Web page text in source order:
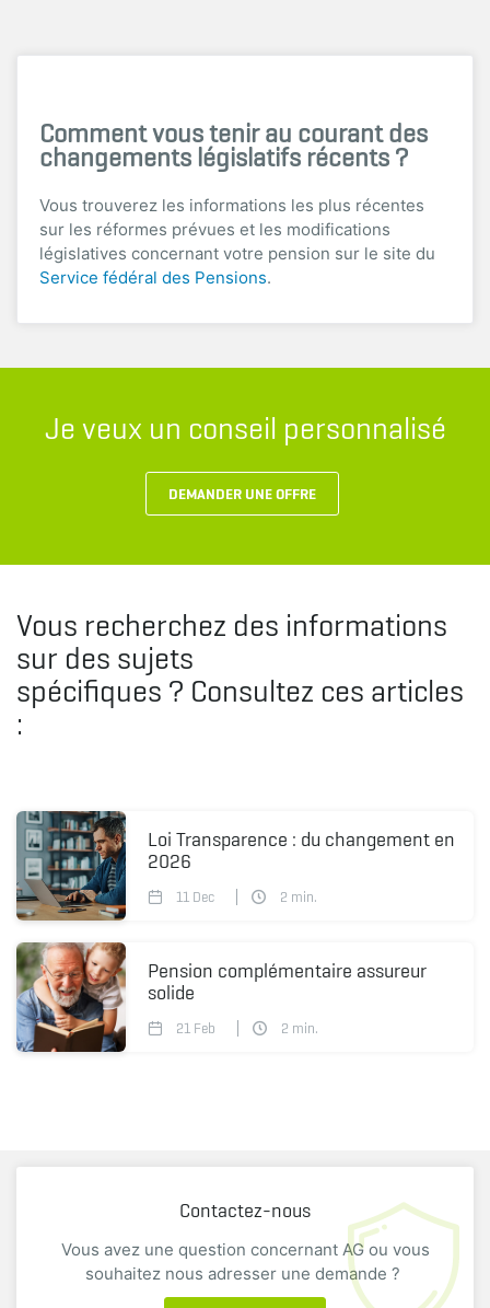
Comment vous tenir au courant des
changements législatifs récents ?
Vous trouverez les informations les plus récentes
sur les réformes prévues et les modifications
législatives concernant votre pension sur le site du
Service fédéral des Pensions.
Je veux un conseil personnalisé
DEMANDER UNE OFFRE
Vous recherchez des informations
sur des sujets
spécifiques ? Consultez ces articles
:
Loi Transparence : du changement en
2026
11 Dec 2 min.
Pension complémentaire assureur
solide
21 Feb 2 min.
Contactez-nous
Vous avez une question concernant AG ou vous
souhaitez nous adresser une demande ?